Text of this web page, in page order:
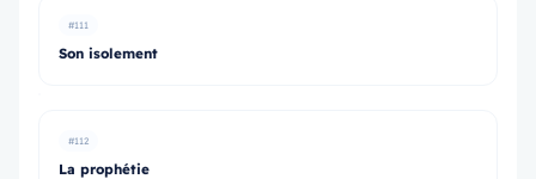
#111
Son isolement
#112
La prophétie